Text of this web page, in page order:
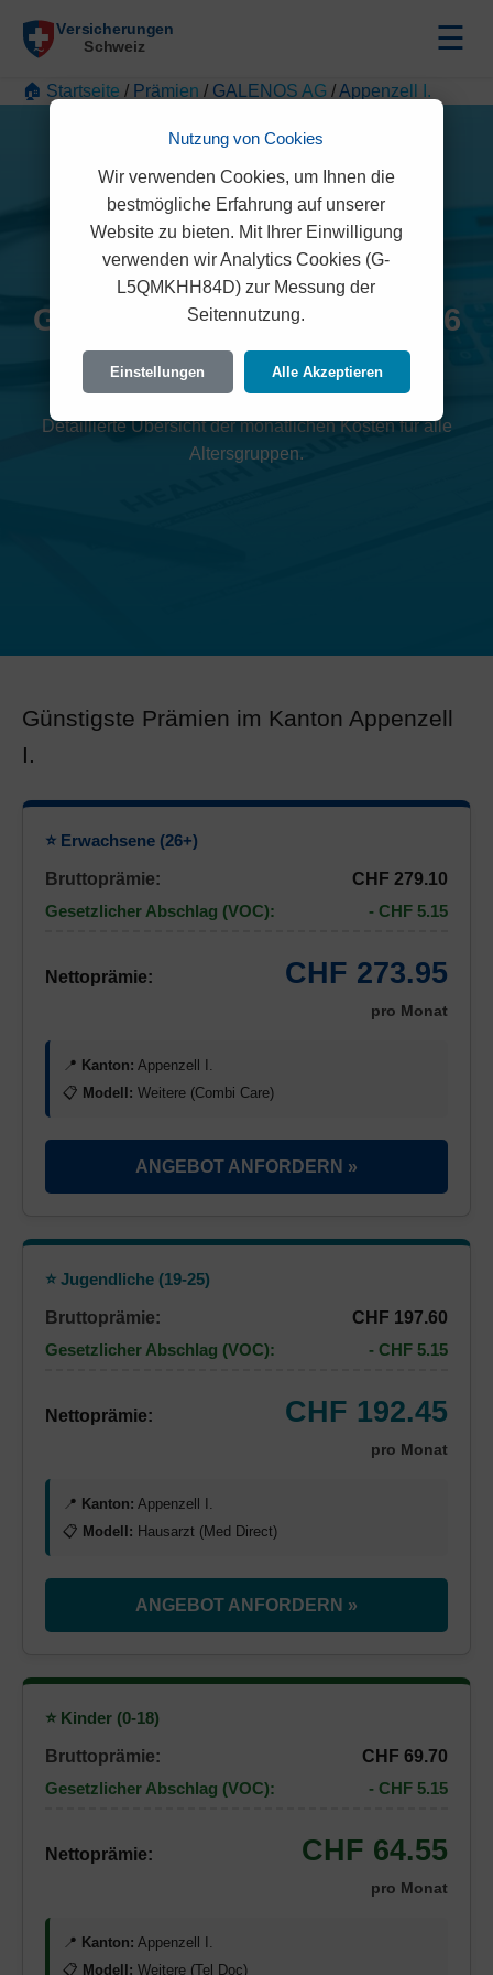
☰
🏠 Startseite / Prämien / GALENOS AG /Appenzell I.
GALENOS AG Prämien 2026
(Appenzell I.)
Detaillierte Übersicht der monatlichen Kosten für alle
Altersgruppen.
Günstigste Prämien im Kanton Appenzell
I.
⭐ Erwachsene (26+)
Bruttoprämie:
CHF 279.10
Gesetzlicher Abschlag (VOC):
- CHF 5.15
Nettoprämie: CHF 273.95
pro Monat
📍 Kanton: Appenzell I.
📋 Modell: Weitere (Combi Care)
ANGEBOT ANFORDERN »
⭐ Jugendliche (19-25)
Bruttoprämie:
CHF 197.60
Gesetzlicher Abschlag (VOC):
- CHF 5.15
Nettoprämie: CHF 192.45
pro Monat
📍 Kanton: Appenzell I.
📋 Modell: Hausarzt (Med Direct)
ANGEBOT ANFORDERN »
⭐ Kinder (0-18)
Bruttoprämie:
CHF 69.70
Gesetzlicher Abschlag (VOC):
- CHF 5.15
Nettoprämie: CHF 64.55
pro Monat
📍 Kanton: Appenzell I.
📋 Modell: Weitere (Tel Doc)
Nutzung von Cookies
Wir verwenden Cookies, um Ihnen die
bestmögliche Erfahrung auf unserer
Website zu bieten. Mit Ihrer Einwilligung
verwenden wir Analytics Cookies (G-
L5QMKHH84D) zur Messung der
Seitennutzung.
Einstellungen Alle Akzeptieren